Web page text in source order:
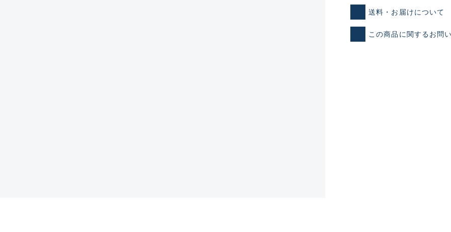
新古品（メーカー問屋から
送料・お届けについて
この商品に関するお問